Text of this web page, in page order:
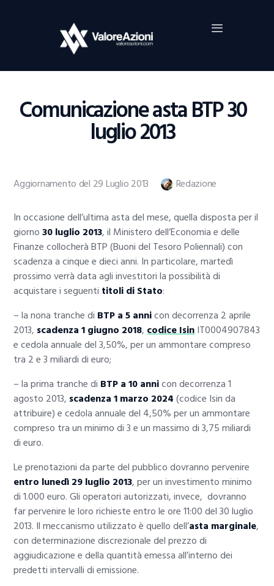
Comunicazione asta BTP 30
luglio 2013
Home
Investimenti
Borsa
Guide Al Trading
Criptovalute
Aggiornamento del 29 Luglio 2013 Redazione
In occasione dell’ultima asta del mese, quella disposta per il
giorno30 luglio 2013, il Ministero dell’Economia e delle
Finanze collocherà BTP (Buoni del Tesoro Poliennali) con
scadenza a cinque e dieci anni. In particolare, martedì
prossimo verrà data agli investitori la possibilità di
acquistare i seguenti titoli di Stato:
– la nona tranche di BTP a 5 annicon decorrenza 2 aprile
2013, scadenza 1 giugno 2018,codice IsinIT0004907843
e cedola annuale del 3,50%, per un ammontare compreso
tra 2 e 3 miliardi di euro;
– la prima tranche di BTP a 10 annicon decorrenza 1
agosto 2013, scadenza 1 marzo 2024(codice Isin da
attribuire) e cedola annuale del 4,50% per un ammontare
compreso tra un minimo di 3 e un massimo di 3,75 miliardi
di euro.
Le prenotazioni da parte del pubblico dovranno pervenire
entro lunedì 29 luglio 2013, per un investimento minimo
di 1.000 euro. Gli operatori autorizzati, invece, dovranno
far pervenire le loro richieste entro le ore 11:00 del 30 luglio
2013. Il meccanismo utilizzato è quello dell’asta marginale,
con determinazione discrezionale del prezzo di
aggiudicazione e della quantità emessa all’interno dei
predetti intervalli di emissione.